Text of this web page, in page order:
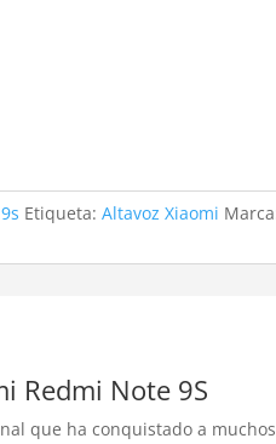
Etiqueta:Altavoz Xiaomi
Redmi Note 9S
que ha conquistado a